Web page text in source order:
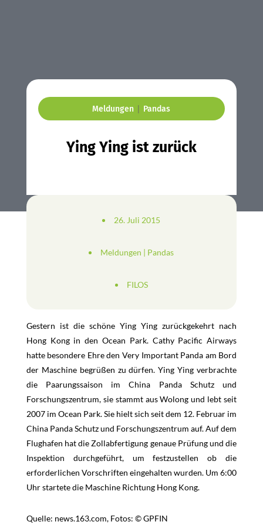
Meldungen | Pandas
Ying Ying ist zurück
26. Juli 2015
Meldungen | Pandas
FILOS
Gestern ist die schöne Ying Ying zurückgekehrt nach
Hong Kong in den Ocean Park. Cathy Pacific Airways
hatte besondere Ehre den Very Important Panda am Bord
der Maschine begrüßen zu dürfen. Ying Ying verbrachte
die Paarungssaison im China Panda Schutz und
Forschungszentrum, sie stammt aus Wolong und lebt seit
2007 im Ocean Park. Sie hielt sich seit dem 12. Februar im
China Panda Schutz und Forschungszentrum auf. Auf dem
Flughafen hat die Zollabfertigung genaue Prüfung und die
Inspektion durchgeführt, um festzustellen ob die
erforderlichen Vorschriften eingehalten wurden. Um 6:00
Uhr startete die Maschine Richtung Hong Kong.
Quelle: news.163.com, Fotos: © GPFIN